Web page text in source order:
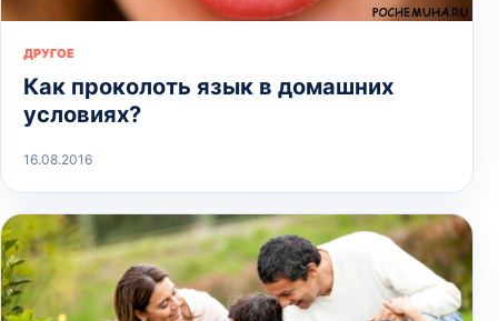
ДРУГОЕ
Как проколоть язык в домашних
условиях?
16.08.2016